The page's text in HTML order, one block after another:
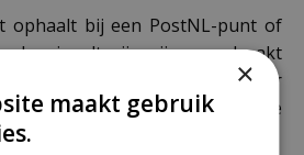
ophaalt bij een PostNL-punt of
invult, zijn wij genoodzaakt
te brengen. Controleer
adresgegevens voordat je je
×
maakt gebruik